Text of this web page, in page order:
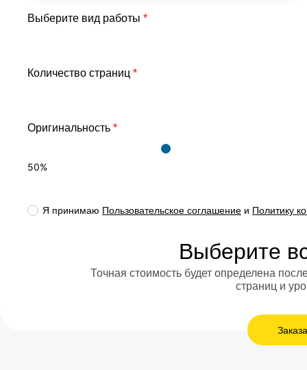
Выберите вид работы *
Количество страниц *
Оригинальность *
50%
Я принимаю Пользовательское соглашение и Политику
Выберите
Точная стоимость будет определена
страниц и